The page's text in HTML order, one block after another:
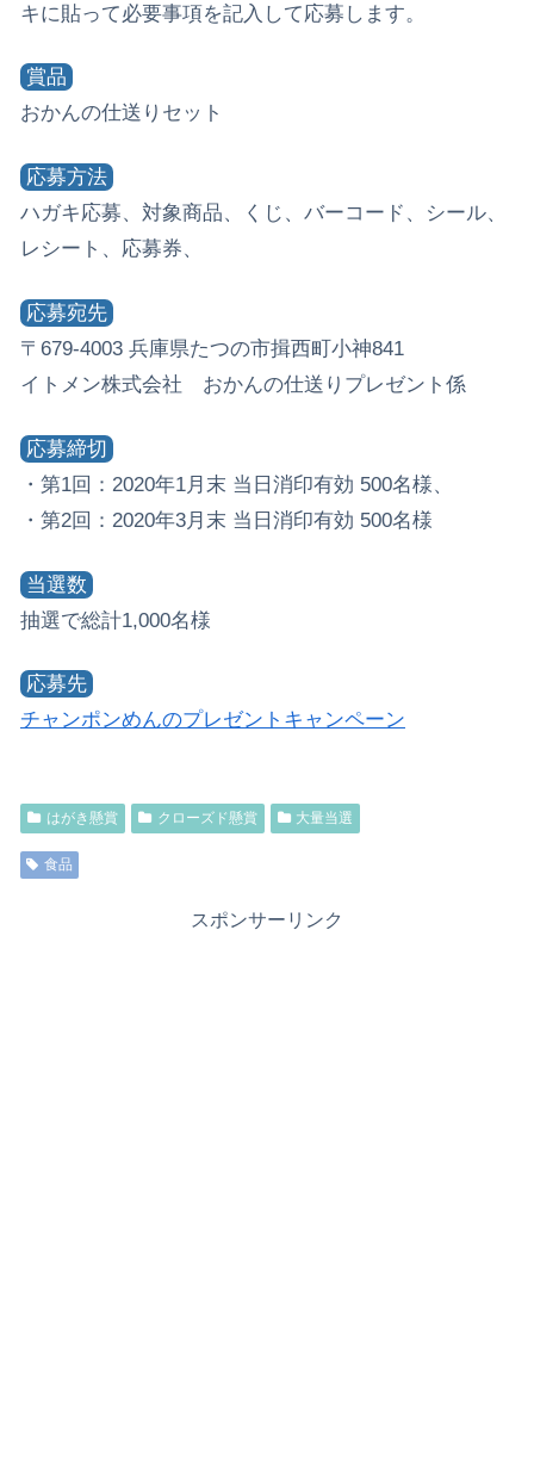
キに貼って必要事項を記入して応募します。
賞品
おかんの仕送りセット
応募方法
ハガキ応募、対象商品、くじ、バーコード、シール、
レシート、応募券、
応募宛先
〒679-4003 兵庫県たつの市揖西町小神841
イトメン株式会社 おかんの仕送りプレゼント係
応募締切
・第1回：2020年1月末 当日消印有効 500名様、
・第2回：2020年3月末 当日消印有効 500名様
当選数
抽選で総計1,000名様
応募先
チャンポンめんのプレゼントキャンペーン
はがき懸賞 クローズド懸賞 大量当選
食品
スポンサーリンク